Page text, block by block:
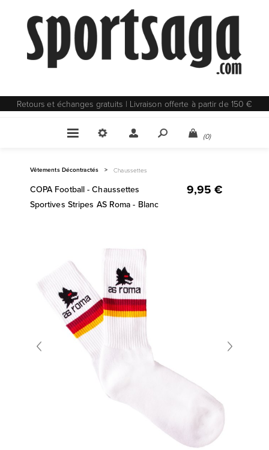
Retours et échanges gratuits | Livraison offerte à partir de 150 €
(0)
Vêtements Décontractés > Chaussettes
COPA Football - Chaussettes
Sportives Stripes AS Roma - Blanc
9,95 €